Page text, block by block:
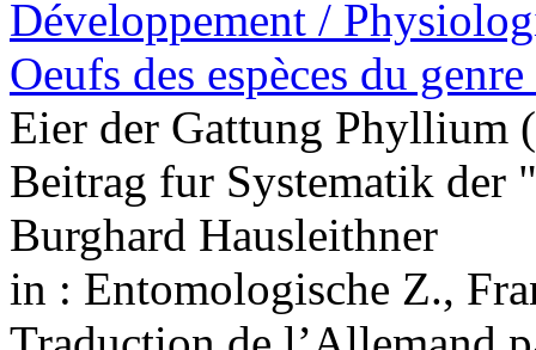
Développement /
Oeufs des espèces du
Eier der Gattung Phyllium
Beitrag fur Systematik der
Burghard Hausleithner
in : Entomologische Z.,